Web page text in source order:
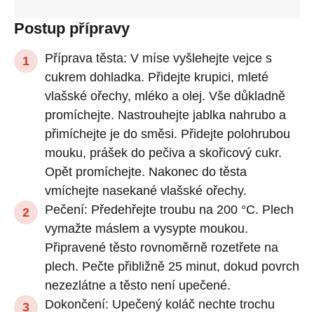
Postup přípravy
Příprava těsta: V míse vyšlehejte vejce s
cukrem dohladka. Přidejte krupici, mleté
vlašské ořechy, mléko a olej. Vše důkladně
promíchejte. Nastrouhejte jablka nahrubo a
přimíchejte je do směsi. Přidejte polohrubou
mouku, prášek do pečiva a skořicový cukr.
Opět promíchejte. Nakonec do těsta
vmíchejte nasekané vlašské ořechy.
Pečení: Předehřejte troubu na 200 °C. Plech
vymažte máslem a vysypte moukou.
Připravené těsto rovnoměrně rozetřete na
plech. Pečte přibližně 25 minut, dokud povrch
nezezlátne a těsto není upečené.
Dokončení: Upečený koláč nechte trochu